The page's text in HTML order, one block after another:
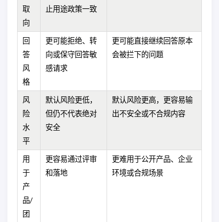
取
向
止用途政策一致
回
答
风
格
更可能拒绝、转
向或保守回答敏
感请求
更可能直接继续回答原本
会被拦下的问题
风
险
水
平
默认风险更低，
但仍不代表绝对
安全
默认风险更高，更容易输
出不安全或不合规内容
用
于
产
品/
团
更容易通过评审
和落地
更难用于公开产品、企业
环境或合规场景